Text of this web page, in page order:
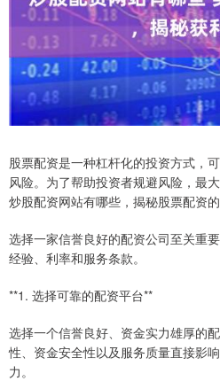
股票配资是一种杠杆化的投资方式，
风险。为了帮助投资者规避风险，最
炒股配资网站有哪些，揭秘股票配资的
选择一家信誉良好的配资公司至关重
经验、利率和服务条款。
**1. 选择可靠的配资平台**
选择一个信誉良好、资金实力雄厚的
性、资金安全性以及服务质量直接影
力。